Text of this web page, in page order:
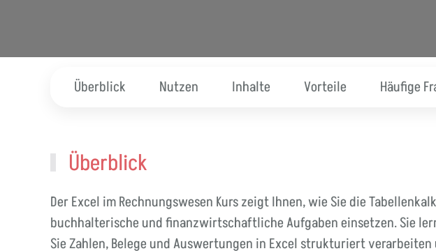
Überblick Nutzen Inhalte Vorteile Häufige
Überblick
Der Excel im Rechnungswesen Kurs zeigt Ihnen, wie Sie die
buchhalterische und finanzwirtschaftliche Aufgaben einsetzen. Sie
Sie Zahlen, Belege und Auswertungen in Excel strukturiert verarbeiten